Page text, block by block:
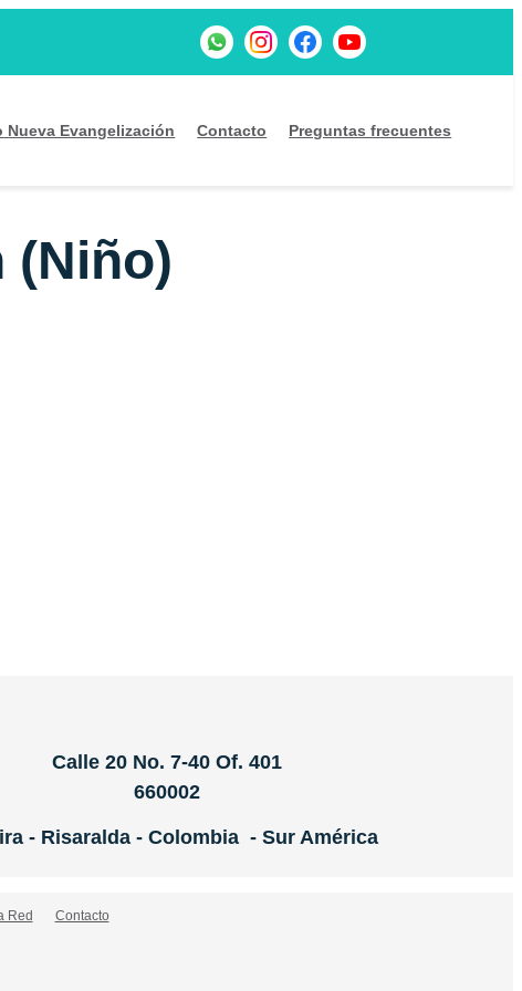
Nueva Evangelización Contacto Preguntas frecuentes
(Niño)
Calle 20 No. 7-40 Of. 401
660002
- Risaralda - Colombia - Sur América
Red Contacto